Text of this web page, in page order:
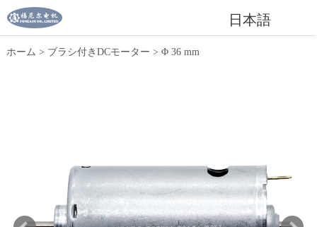
日本語
ホーム > ブラシ付きDCモーター > Φ 36 mm